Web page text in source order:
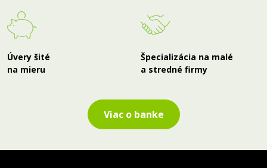
Úvery šité
na mieru
Špecializácia na malé
a stredné firmy
Viac o banke